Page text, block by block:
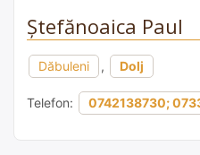
Ştefănoaica Paul
Dăbuleni , Dolj
Telefon: 0742138730;